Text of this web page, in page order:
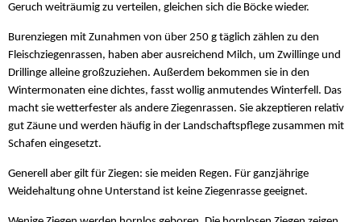
Geruch weiträumig zu verteilen, gleichen sich die Böcke wieder.
Burenziegen mit Zunahmen von über 250 g täglich zählen zu den
Fleischziegenrassen, haben aber ausreichend Milch, um Zwillinge und
Drillinge alleine großzuziehen. Außerdem bekommen sie in den
Wintermonaten eine dichtes, fasst wollig anmutendes Winterfell. Das
macht sie wetterfester als andere Ziegenrassen. Sie akzeptieren relativ
gut Zäune und werden häufig in der Landschaftspflege zusammen mit
Schafen eingesetzt.
Generell aber gilt für Ziegen: sie meiden Regen. Für ganzjährige
Weidehaltung ohne Unterstand ist keine Ziegenrasse geeignet.